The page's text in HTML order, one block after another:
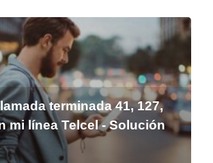
terminada 41, 127,
mi línea Telcel - Solución